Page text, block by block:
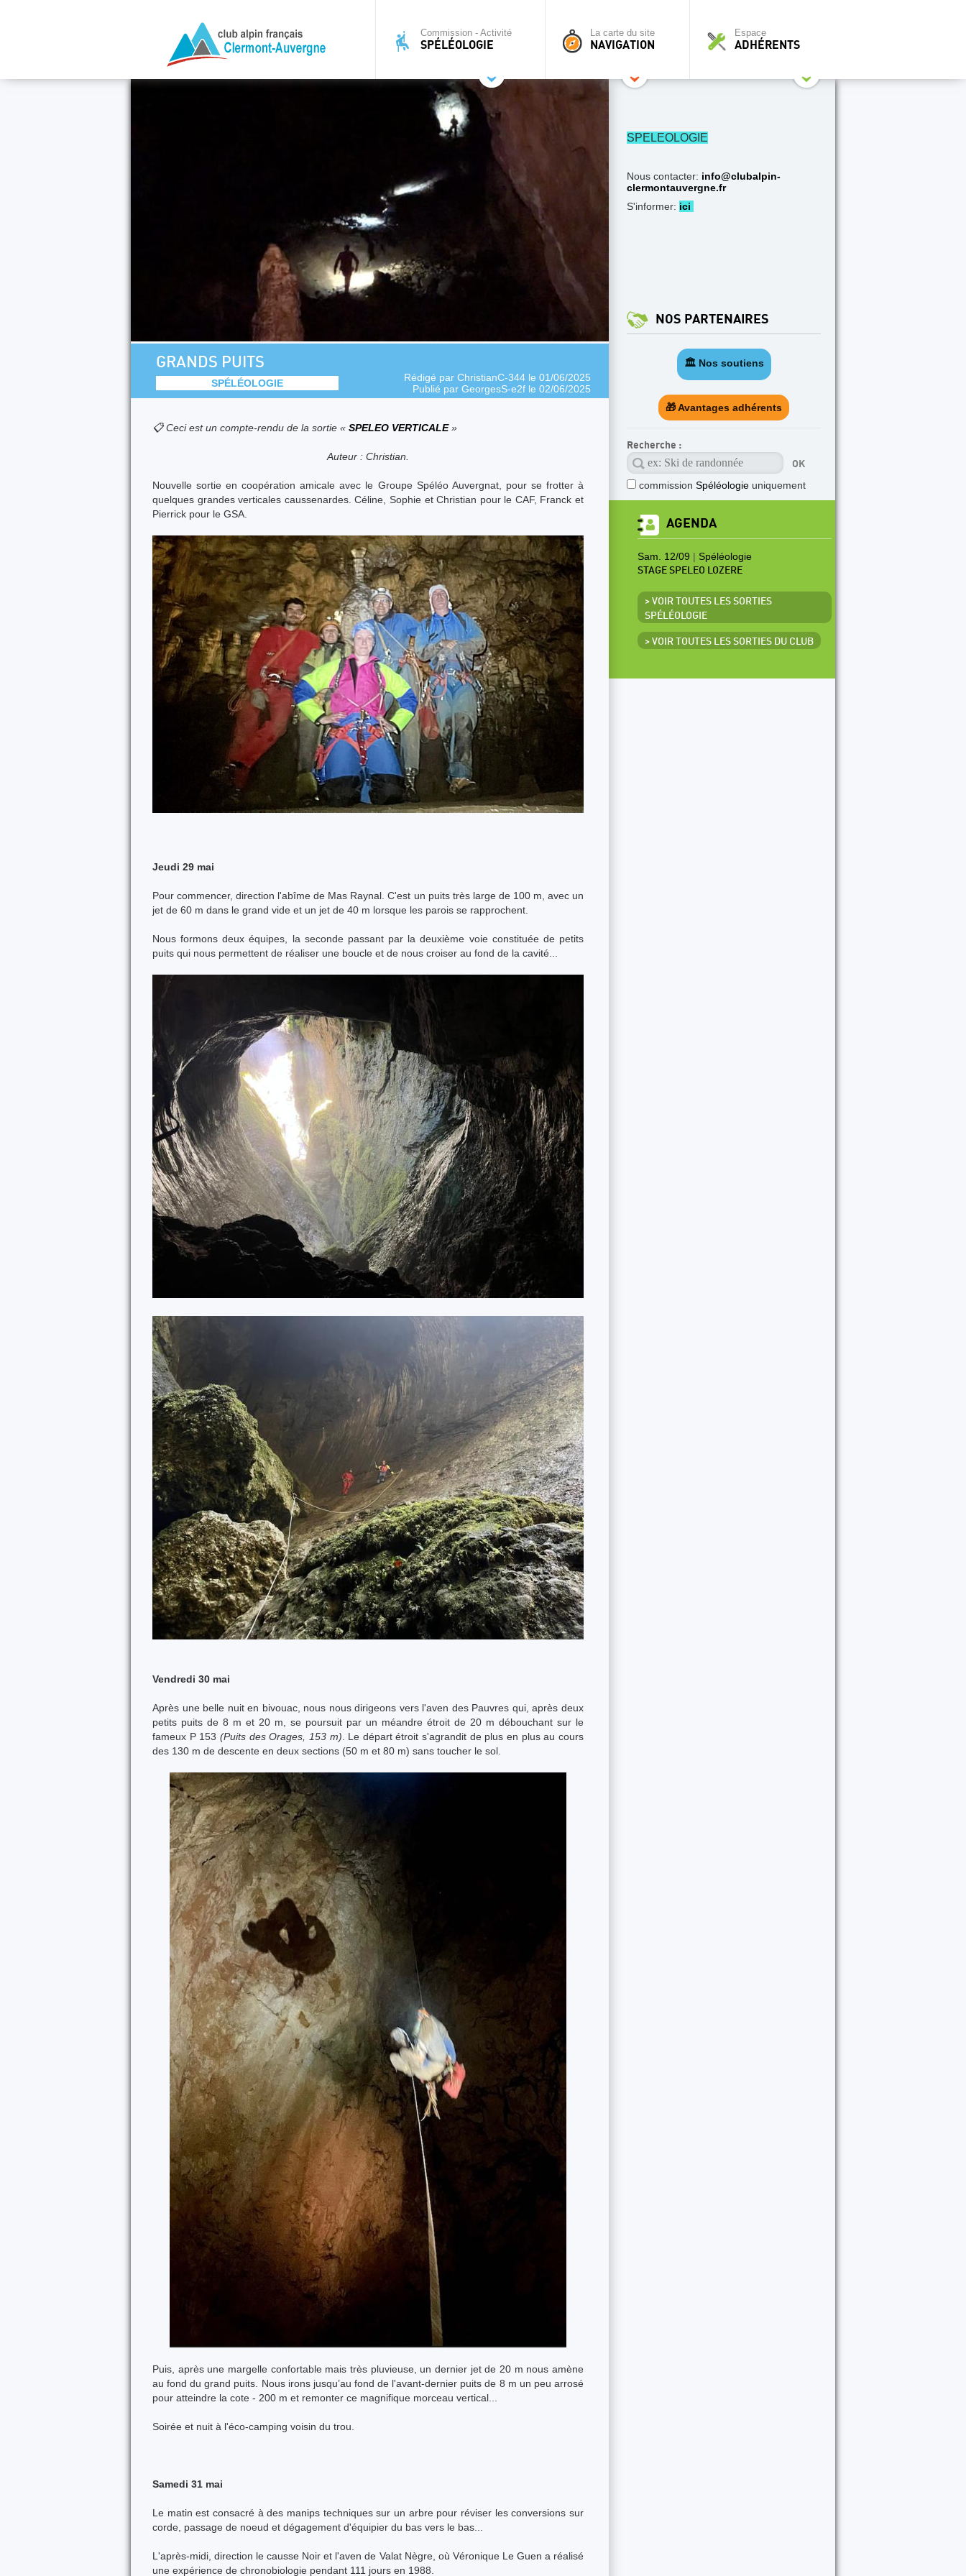
Commission - Activité
SPÉLÉOLOGIE
La carte du site
NAVIGATION
Espace
ADHÉRENTS
GRANDS PUITS
SPÉLÉOLOGIE Rédigé par ChristianC-344 le 01/06/2025
Publié par GeorgesS-e2f le 02/06/2025
📋 Ceci est un compte-rendu de la sortie « SPELEO VERTICALE»
Auteur : Christian.
Nouvelle sortie en coopération amicale avec le Groupe Spéléo Auvergnat, pour se frotter à
quelques grandes verticales caussenardes. Céline, Sophie et Christian pour le CAF, Franck et
Pierrick pour le GSA.
Jeudi 29 mai
Pour commencer, direction l'abîme de Mas Raynal. C'est un puits très large de 100 m, avec un
jet de 60 m dans le grand vide et un jet de 40 m lorsque les parois se rapprochent.
Nous formons deux équipes, la seconde passant par la deuxième voie constituée de petits
puits qui nous permettent de réaliser une boucle et de nous croiser au fond de la cavité...
Vendredi 30 mai
Après une belle nuit en bivouac, nous nous dirigeons vers l'aven des Pauvres qui, après deux
petits puits de 8 m et 20 m, se poursuit par un méandre étroit de 20 m débouchant sur le
fameux P 153 (Puits des Orages, 153 m) . Le départ étroit s'agrandit de plus en plus au cours
des 130 m de descente en deux sections (50 m et 80 m) sans toucher le sol.
Puis, après une margelle confortable mais très pluvieuse, un dernier jet de 20 m nous amène
au fond du grand puits. Nous irons jusqu’au fond de l'avant-dernier puits de 8 m un peu arrosé
pour atteindre la cote - 200 m et remonter ce magnifique morceau vertical...
Soirée et nuit à l'éco-camping voisin du trou.
Samedi 31 mai
Le matin est consacré à des manips techniques sur un arbre pour réviser les conversions sur
corde, passage de noeud et dégagement d'équipier du bas vers le bas...
L'après-midi, direction le causse Noir et l'aven de Valat Nègre, où Véronique Le Guen a réalisé
une expérience de chronobiologie pendant 111 jours en 1988.
SPELEOLOGIE
Nous contacter: info@clubalpin-
clermontauvergne.fr
S'informer: ici
NOS PARTENAIRES
🏛️ Nos soutiens
🎁 Avantages adhérents
Recherche :
commission Spéléologie uniquement
AGENDA
Sam. 12/09 | Spéléologie
STAGE SPELEO LOZERE
> VOIR TOUTES LES SORTIES
SPÉLÉOLOGIE
> VOIR TOUTES LES SORTIES DU CLUB